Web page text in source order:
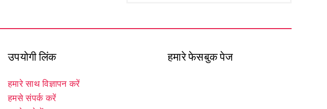
उपयोगी लिंक
हमारे साथ विज्ञापन करें
हमसे संपर्क करें
हमारे फेसबुक पेज